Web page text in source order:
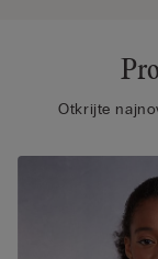
Otkrijte